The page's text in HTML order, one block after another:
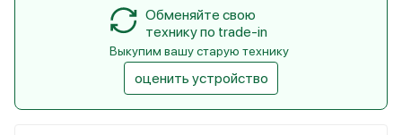
Обменяйте свою
технику по trade-in
Выкупим вашу старую технику
оценить устройство